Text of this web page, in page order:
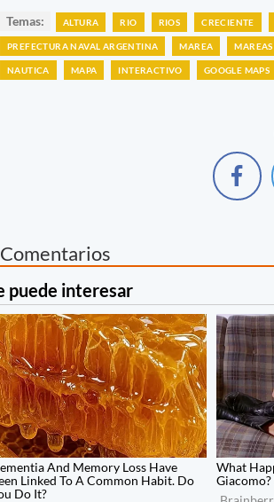
Temas: ALTURA RIO RIOS CRECIENTE
PREFECTURA NAVAL ARGENTINA MAREA MAREAS
NAUTICA MAPA INTERACTIVO GOOGLE MAPS
Comentarios